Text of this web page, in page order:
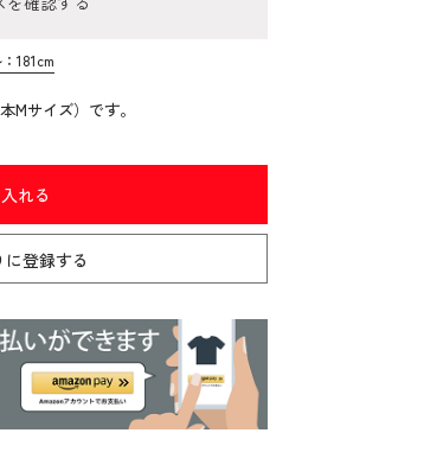
181cm
Mサイズ）です。
れる
登録する